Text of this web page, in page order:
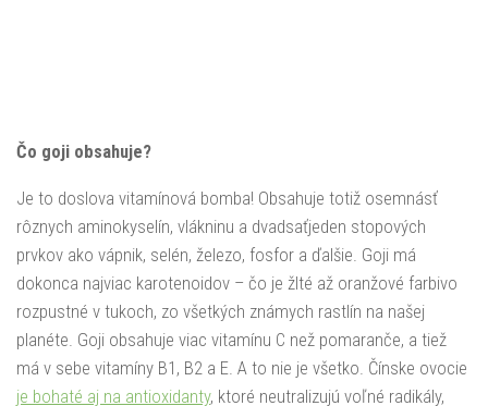
Čo goji obsahuje?
Je to doslova vitamínová bomba! Obsahuje totiž osemnásť
rôznych aminokyselín, vlákninu a dvadsaťjeden stopových
prvkov ako vápnik, selén, železo, fosfor a ďalšie. Goji má
dokonca najviac karotenoidov – čo je žlté až oranžové farbivo
rozpustné v tukoch, zo všetkých známych rastlín na našej
planéte. Goji obsahuje viac vitamínu C než pomaranče, a tiež
má v sebe vitamíny B1, B2 a E. A to nie je všetko. Čínske ovocie
je bohaté aj na antioxidanty, ktoré neutralizujú voľné radikály,